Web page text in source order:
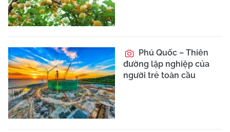
Phú Quốc – Thiên
đường lập nghiệp của
người trẻ toàn cầu